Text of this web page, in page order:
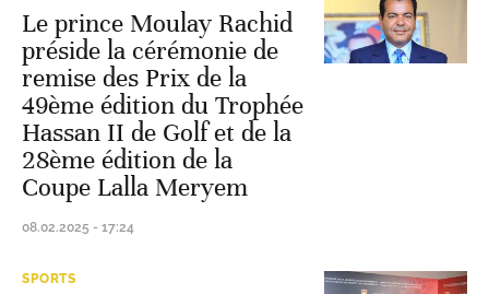
Le prince Moulay Rachid
préside la cérémonie de
remise des Prix de la
49ème édition du Trophée
Hassan II de Golf et de la
28ème édition de la
Coupe Lalla Meryem
08.02.2025 - 17:24
SPORTS